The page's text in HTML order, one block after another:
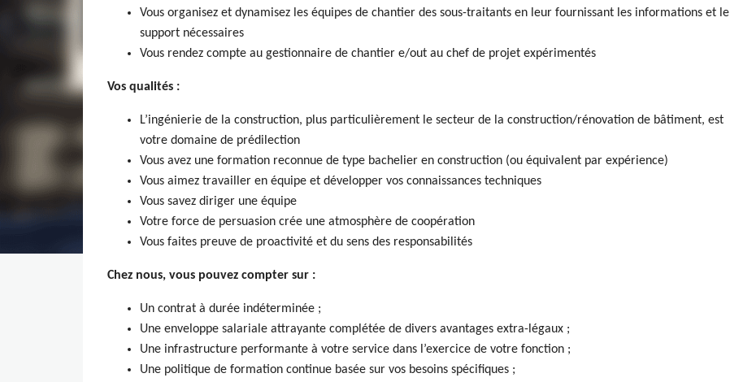
Vous organisez et dynamisez les équipes de chantier des sous-traitants en leur fournissant les informations et le
support nécessaires
Vous rendez compte au gestionnaire de chantier e/out au chef de projet expérimentés
Vos qualités :
L’ingénierie de la construction, plus particulièrement le secteur de la construction/rénovation de bâtiment, est
votre domaine de prédilection
Vous avez une formation reconnue de type bachelier en construction (ou équivalent par expérience)
Vous aimez travailler en équipe et développer vos connaissances techniques
Vous savez diriger une équipe
Votre force de persuasion crée une atmosphère de coopération
Vous faites preuve de proactivité et du sens des responsabilités
Chez nous, vous pouvez compter sur :
Un contrat à durée indéterminée ;
Une enveloppe salariale attrayante complétée de divers avantages extra-légaux ;
Une infrastructure performante à votre service dans l’exercice de votre fonction ;
Une politique de formation continue basée sur vos besoins spécifiques ;